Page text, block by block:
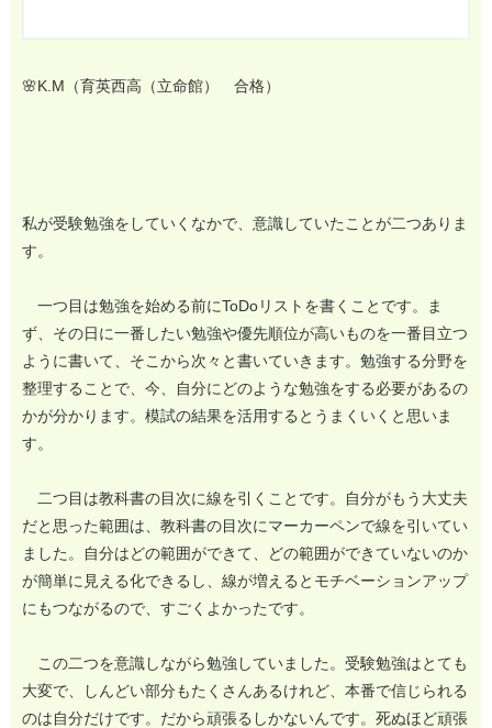
🌸K.M（育英西高（立命館） 合格）
私が受験勉強をしていくなかで、意識していたことが二つありま
す。
一つ目は勉強を始める前にToDoリストを書くことです。ま
ず、その日に一番したい勉強や優先順位が高いものを一番目立つ
ように書いて、そこから次々と書いていきます。勉強する分野を
整理することで、今、自分にどのような勉強をする必要があるの
かが分かります。模試の結果を活用するとうまくいくと思いま
す。
二つ目は教科書の目次に線を引くことです。自分がもう大丈夫
だと思った範囲は、教科書の目次にマーカーペンで線を引いてい
ました。自分はどの範囲ができて、どの範囲ができていないのか
が簡単に見える化できるし、線が増えるとモチベーションアップ
にもつながるので、すごくよかったです。
この二つを意識しながら勉強していました。受験勉強はとても
大変で、しんどい部分もたくさんあるけれど、本番で信じられる
のは自分だけです。だから頑張るしかないんです。死ぬほど頑張
メールでのお問い合わせ